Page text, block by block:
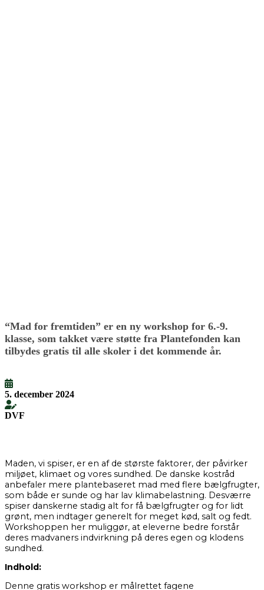
“Mad for fremtiden” er en ny workshop for 6.-9.
klasse, som takket være støtte fra Plantefonden kan
tilbydes gratis til alle skoler i det kommende år.
5. december 2024
DVF
Maden, vi spiser, er en af de største faktorer, der påvirker
miljøet, klimaet og vores sundhed. De danske kostråd
anbefaler mere plantebaseret mad med flere bælgfrugter,
som både er sunde og har lav klimabelastning. Desværre
spiser danskerne stadig alt for få bælgfrugter og for lidt
grønt, men indtager generelt for meget kød, salt og fedt.
Workshoppen her muliggør, at eleverne bedre forstår
deres madvaners indvirkning på deres egen og klodens
sundhed.
Indhold:
Denne gratis workshop er målrettet fagene